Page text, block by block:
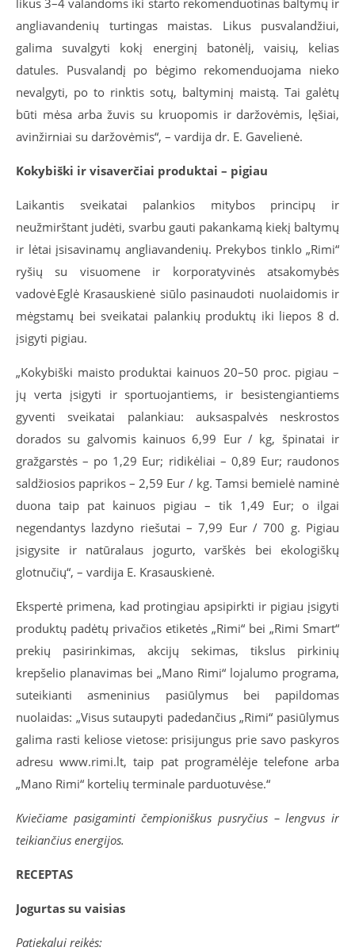
angliavandenių turtingas maistas. Likus pusvalandžiui,
galima suvalgyti kokį energinį batonėlį, vaisių, kelias
datules. Pusvalandį po bėgimo rekomenduojama nieko
nevalgyti, po to rinktis sotų, baltyminį maistą. Tai galėtų
būti mėsa arba žuvis su kruopomis ir daržovėmis, lęšiai,
avinžirniai su daržovėmis“, – vardija dr. E. Gavelienė.
Kokybiški ir visaverčiai produktai – pigiau
Laikantis sveikatai palankios mitybos principų ir
neužmirštant judėti, svarbu gauti pakankamą kiekį baltymų
ir lėtai įsisavinamų angliavandenių. Prekybos tinklo „Rimi“
ryšių su visuomene ir korporatyvinės atsakomybės
vadovė Eglė Krasauskienė siūlo pasinaudoti nuolaidomis ir
mėgstamų bei sveikatai palankių produktų iki liepos 8 d.
įsigyti pigiau.
„Kokybiški maisto produktai kainuos 20–50 proc. pigiau –
jų verta įsigyti ir sportuojantiems, ir besistengiantiems
gyventi sveikatai palankiau: auksaspalvės neskrostos
dorados su galvomis kainuos 6,99 Eur / kg, špinatai ir
gražgarstės– po 1,29 Eur; ridikėliai – 0,89 Eur; raudonos
saldžiosios paprikos – 2,59 Eur / kg. Tamsi bemielė naminė
duona taip pat kainuos pigiau – tik 1,49 Eur; o ilgai
negendantys lazdyno riešutai – 7,99 Eur / 700 g. Pigiau
įsigysite ir natūralaus jogurto, varškės bei ekologiškų
glotnučių“, – vardija E. Krasauskienė.
Ekspertė primena, kad protingiau apsipirkti ir pigiau įsigyti
produktų padėtų privačios etiketės „Rimi“ bei „Rimi Smart“
prekių pasirinkimas, akcijų sekimas, tikslus pirkinių
krepšelio planavimas bei „Mano Rimi“ lojalumo programa,
suteikianti asmeninius pasiūlymus bei papildomas
nuolaidas: „Visus sutaupyti padedančius „Rimi“ pasiūlymus
galima rasti keliose vietose: prisijungus prie savo paskyros
adresu www.rimi.lt, taip pat programėlėje telefone arba
„Mano Rimi“ kortelių terminale parduotuvėse.“
Kviečiame pasigaminti čempioniškus pusryčius – lengvus ir
teikiančius energijos.
RECEPTAS
Jogurtas su vaisias
Patiekalui reikės: